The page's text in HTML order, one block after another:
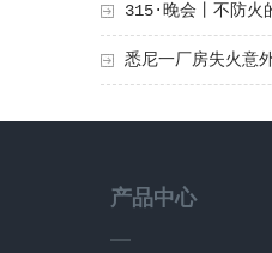
315·晚会丨不防火
不顾...
悉尼一厂房失火意
产品中心